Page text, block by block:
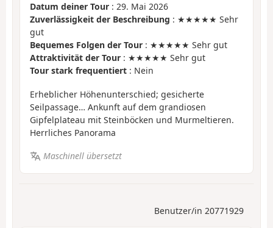
Datum deiner Tour : 29. Mai 2026
Zuverlässigkeit der Beschreibung : ★★★★★ Sehr
gut
Bequemes Folgen der Tour : ★★★★★ Sehr gut
Attraktivität der Tour : ★★★★★ Sehr gut
Tour stark frequentiert : Nein
Erheblicher Höhenunterschied; gesicherte
Seilpassage… Ankunft auf dem grandiosen
Gipfelplateau mit Steinböcken und Murmeltieren.
Herrliches Panorama
Maschinell übersetzt
Benutzer/in 20771929